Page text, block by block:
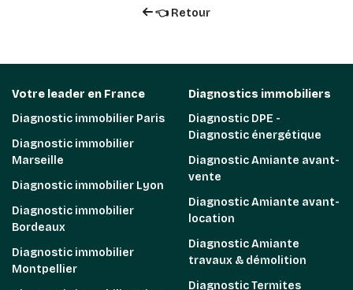
👈 Retour
Votre leader en France
Diagnostic immobilier Paris
Diagnostic immobilier
Marseille
Diagnostic immobilier Lyon
Diagnostic immobilier
Bordeaux
Diagnostic immobilier
Montpellier
Diagnostics immobiliers
Diagnostic DPE -
Diagnostic énergétique
Diagnostic Amiante avant-
vente
Diagnostic Amiante avant-
location
Diagnostic Amiante
travaux & démolition
Diagnostic Termites